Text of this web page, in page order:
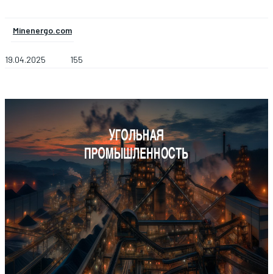
Minenergo.com
19.04.2025 155